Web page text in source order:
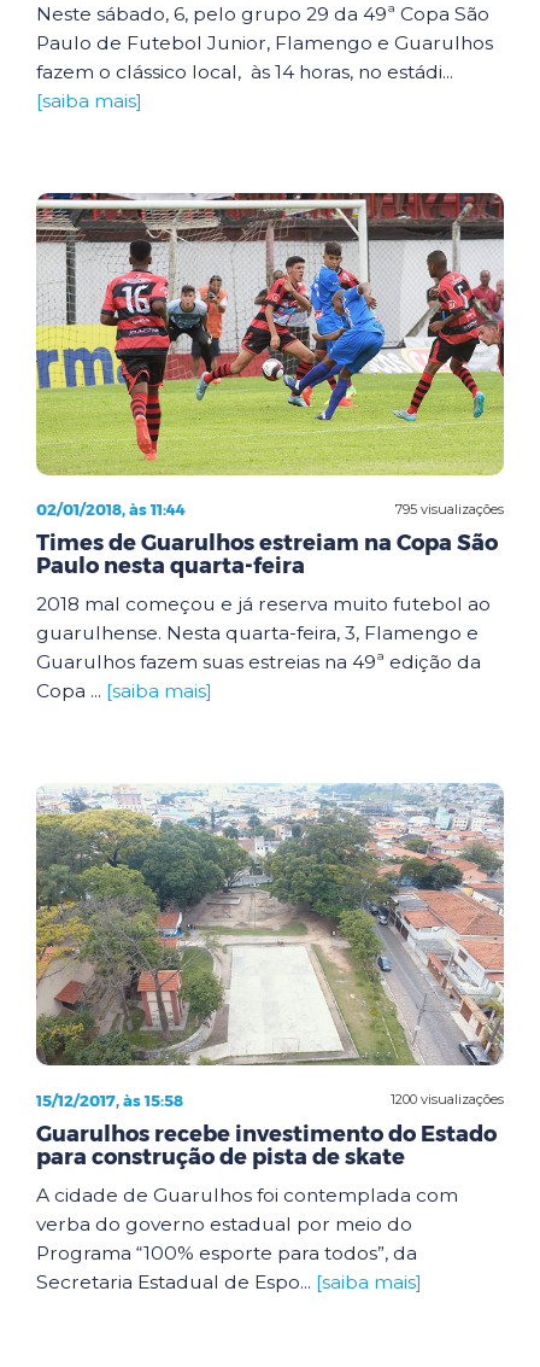
Neste sábado, 6, pelo grupo 29 da 49ª Copa São
Paulo de Futebol Junior, Flamengo e Guarulhos
fazem o clássico local, às 14 horas, no estádi...
[saiba mais]
795 visualizações
02/01/2018, às 11:44
Times de Guarulhos estreiam na Copa São
Paulo nesta quarta-feira
2018 mal começou e já reserva muito futebol ao
guarulhense. Nesta quarta-feira, 3, Flamengo e
Guarulhos fazem suas estreias na 49ª edição da
Copa ... [saiba mais]
1200 visualizações
15/12/2017, às 15:58
Guarulhos recebe investimento do Estado
para construção de pista de skate
A cidade de Guarulhos foi contemplada com
verba do governo estadual por meio do
Programa “100% esporte para todos”, da
Secretaria Estadual de Espo... [saiba mais]